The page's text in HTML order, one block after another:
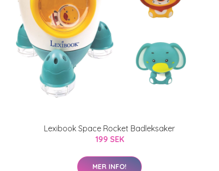
Lexibook Space Rocket Badleksaker
199 SEK
MER INFO!